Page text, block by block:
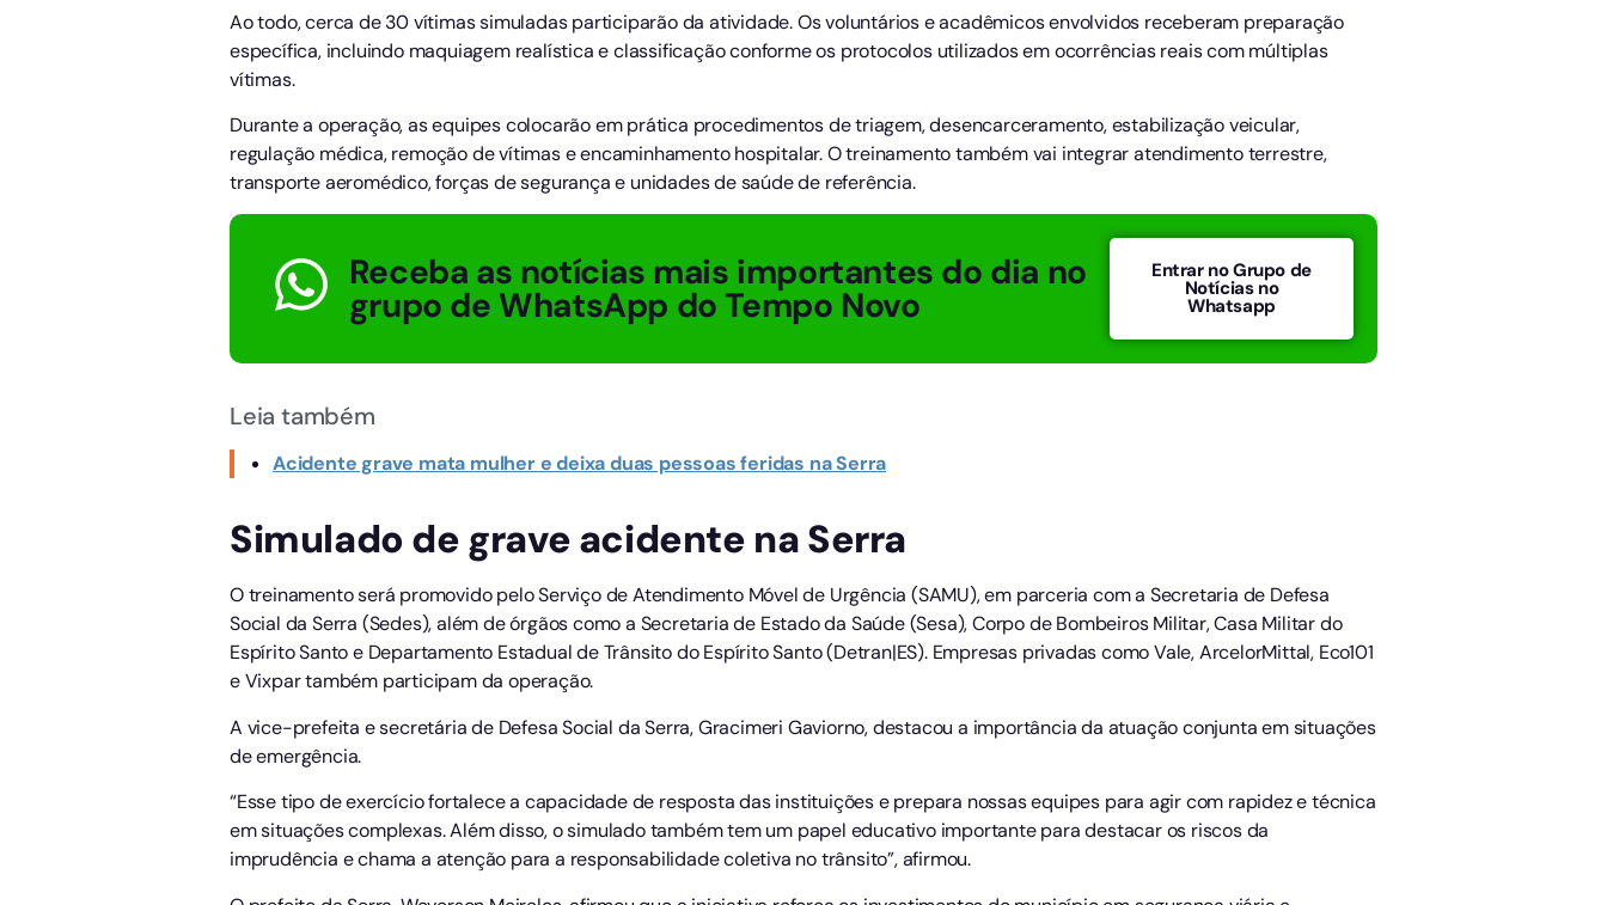
Ao todo, cerca de 30 vítimas simuladas participarão da atividade. Os voluntários e acadêmicos envolvidos receberam preparação
específica, incluindo maquiagem realística e classificação conforme os protocolos utilizados em ocorrências reais com múltiplas
vítimas.
Durante a operação, as equipes colocarão em prática procedimentos de triagem, desencarceramento, estabilização veicular,
regulação médica, remoção de vítimas e encaminhamento hospitalar. O treinamento também vai integrar atendimento terrestre,
transporte aeromédico, forças de segurança e unidades de saúde de referência.
Receba as notícias mais importantes do dia no
grupo de WhatsApp do Tempo Novo
Entrar no Grupo de
Notícias no
Whatsapp
Leia também
Acidente grave mata mulher e deixa duas pessoas feridas na Serra
Simulado de grave acidente na Serra
O treinamento será promovido pelo Serviço de Atendimento Móvel de Urgência (SAMU), em parceria com a Secretaria de Defesa
Social da Serra (Sedes), além de órgãos como a Secretaria de Estado da Saúde (Sesa), Corpo de Bombeiros Militar, Casa Militar do
Espírito Santo e Departamento Estadual de Trânsito do Espírito Santo (Detran|ES). Empresas privadas como Vale, ArcelorMittal, Eco101
e Vixpar também participam da operação.
A vice-prefeita e secretária de Defesa Social da Serra, Gracimeri Gaviorno, destacou a importância da atuação conjunta em situações
de emergência.
“Esse tipo de exercício fortalece a capacidade de resposta das instituições e prepara nossas equipes para agir com rapidez e técnica
em situações complexas. Além disso, o simulado também tem um papel educativo importante para destacar os riscos da
imprudência e chama a atenção para a responsabilidade coletiva no trânsito”, afirmou.